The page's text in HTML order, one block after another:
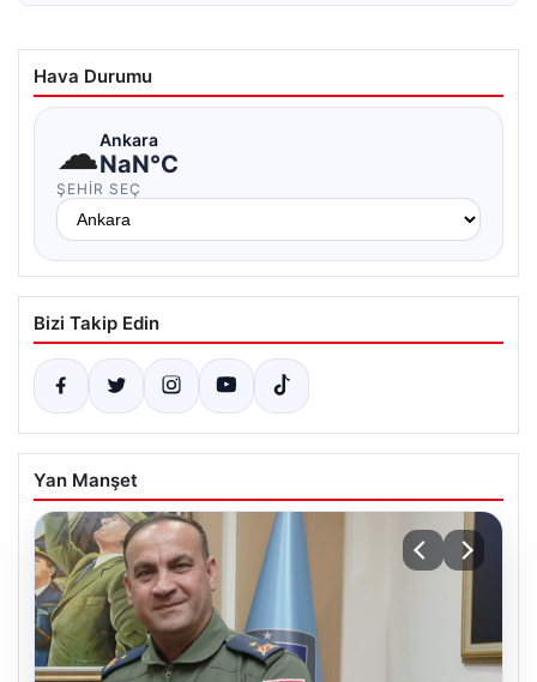
Hava Durumu
☁Ankara
NaN°C
ŞEHIR SEÇ
Bizi Takip Edin
Yan Manşet